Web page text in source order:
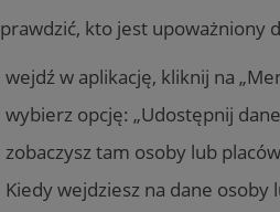
kto jest upoważniony
wejdź w aplikację, kliknij na
wybierz opcję: „Udostępnij
zobaczysz tam osoby lub
Kiedy wejdziesz na dane osoby